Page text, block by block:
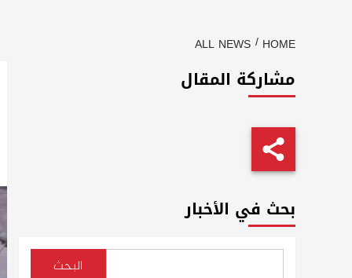
HOME
ALL NEWS
مشاركة المقال
بحث في الأخبار
البحث